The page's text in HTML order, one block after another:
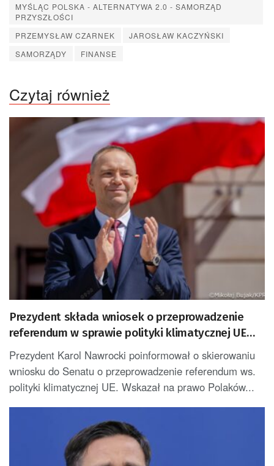
MYŚLĄC POLSKA - ALTERNATYWA 2.0 - SAMORZĄD
PRZYSZŁOŚCI
PRZEMYSŁAW CZARNEK
JAROSŁAW KACZYŃSKI
SAMORZĄDY
FINANSE
Czytaj również
Prezydent składa wniosek o przeprowadzenie
referendum w sprawie polityki klimatycznej UE
[AKTUALIZACJA]
Prezydent Karol Nawrocki poinformował o skierowaniu
wniosku do Senatu o przeprowadzenie referendum ws.
polityki klimatycznej UE. Wskazał na prawo Polaków...